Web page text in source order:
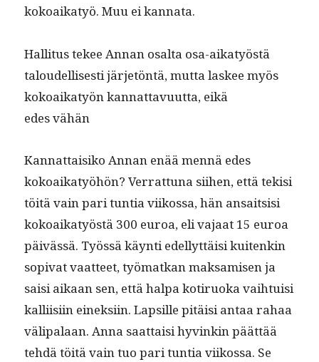
kokoaikatyö. Muu ei kannata.
Hal­li­tus tekee Annan osalta osa-aikatyöstä
taloudel­lis­es­ti jär­jetön­tä, mut­ta las­kee myös
kokoaikatyön kan­nat­tavu­ut­ta, eikä
edes vähän
Kan­nat­taisiko Annan enää men­nä edes
kokoaikatyöhön? Ver­rat­tuna siihen, että tek­isi
töitä vain pari tun­tia viikos­sa, hän ansait­sisi
kokoaikatyöstä 300 euroa, eli vajaat 15 euroa
päivässä. Työssä käyn­ti edel­lyt­täisi kuitenkin
sopi­vat vaat­teet, työ­matkan mak­samisen ja
saisi aikaan sen, että hal­pa kotiruo­ka vai­h­tu­isi
kalli­isi­in einek­si­in. Lap­sille pitäisi antaa rahaa
väli­palaan. Anna saat­taisi hyvinkin päät­tää
tehdä töitä vain tuo pari tun­tia viikos­sa. Se